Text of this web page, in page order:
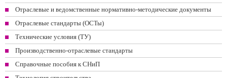
Отраслевые и ведомственные нормативно-методические документы
Отраслевые стандарты (ОСТы)
Технические условия (ТУ)
Производственно-отраслевые стандарты
Справочные пособия к СНиП